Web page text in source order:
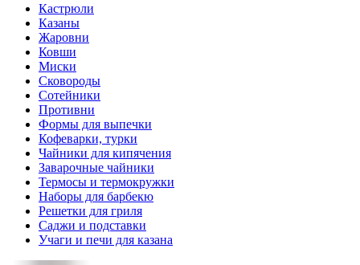
Кастрюли
Казаны
Жаровни
Ковши
Миски
Сковороды
Сотейники
Противни
Формы для выпечки
Кофеварки, турки
Чайники для кипячения
Заварочные чайники
Термосы и термокружки
Наборы для барбекю
Решетки для гриля
Саджи и подставки
Учаги и печи для казана